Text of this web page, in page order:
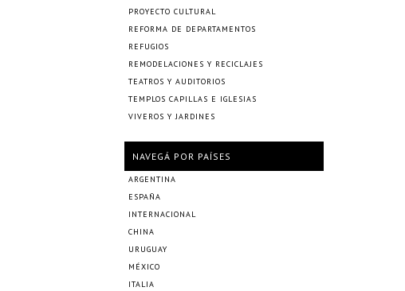
PROYECTO CULTURAL
REFORMA DE DEPARTAMENTOS
REFUGIOS
REMODELACIONES Y RECICLAJES
TEATROS Y AUDITORIOS
TEMPLOS CAPILLAS E IGLESIAS
VIVEROS Y JARDINES
NAVEGÁ POR PAÍSES
ARGENTINA
ESPAÑA
INTERNACIONAL
CHINA
URUGUAY
MÉXICO
ITALIA